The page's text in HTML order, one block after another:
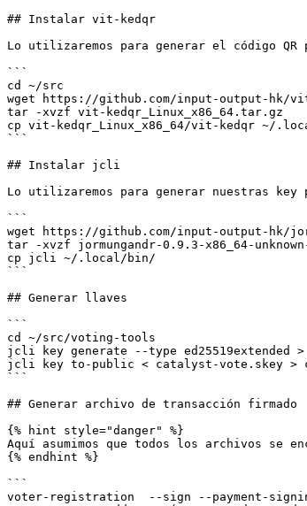
## Instalar vit-kedqr
Lo utilizaremos para generar el código
```
cd ~/src
wget https://github.com/input-output-hk/
tar -xvzf vit-kedqr_Linux_x86_64.tar.gz
cp vit-kedqr_Linux_x86_64/vit-kedqr ~/
```
## Instalar jcli
Lo utilizaremos para generar nuestras key
```
wget https://github.com/input-output-hk/
tar -xvzf jormungandr-0.9.3-x86_64-
cp jcli ~/.local/bin/
```
## Generar llaves
```
cd ~/src/voting-tools
jcli key generate --type ed25519extended
jcli key to-public < catalyst-vote.skey >
```
## Generar archivo de transacción firmado
{% hint style="danger" %}
Aquí asumimos que todos los archivos se
{% endhint %}
```
voter-registration  --sign --payment-